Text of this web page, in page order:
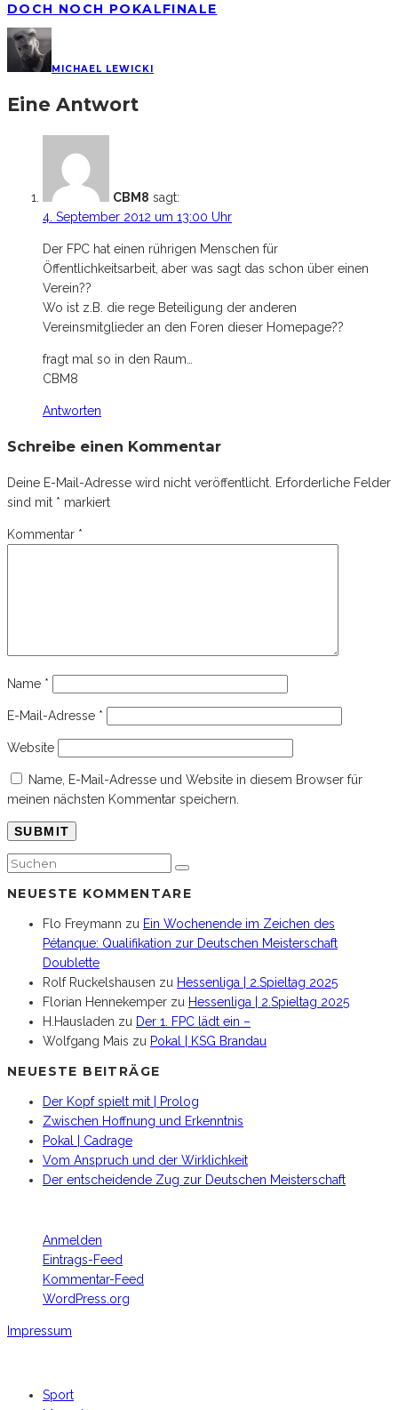
DOCH NOCH POKALFINALE
MICHAEL LEWICKI
Eine Antwort
CBM8 sagt:
4. September 2012 um 13:00 Uhr
Der FPC hat einen rührigen Menschen für
Öffentlichkeitsarbeit, aber was sagt das schon über einen
Verein??
Wo ist z.B. die rege Beteiligung der anderen
Vereinsmitglieder an den Foren dieser Homepage??
fragt mal so in den Raum…
CBM8
Antworten
Schreibe einen Kommentar
Deine E-Mail-Adresse wird nicht veröffentlicht. Erforderliche Felder
sind mit * markiert
Kommentar *
Name *
E-Mail-Adresse *
Website
Name, E-Mail-Adresse und Website in diesem Browser für
meinen nächsten Kommentar speichern.
NEUESTE KOMMENTARE
Flo Freymann zu Ein Wochenende im Zeichen des
Pétanque: Qualifikation zur Deutschen Meisterschaft
Doublette
Rolf Ruckelshausen zu Hessenliga | 2.Spieltag 2025
Florian Hennekemper zu Hessenliga | 2.Spieltag 2025
H.Hausladen zu Der 1. FPC lädt ein –
Wolfgang Mais zu Pokal | KSG Brandau
NEUESTE BEITRÄGE
Der Kopf spielt mit | Prolog
Zwischen Hoffnung und Erkenntnis
Pokal | Cadrage
Vom Anspruch und der Wirklichkeit
Der entscheidende Zug zur Deutschen Meisterschaft
Anmelden
Eintrags-Feed
Kommentar-Feed
WordPress.org
Impressum
Sport